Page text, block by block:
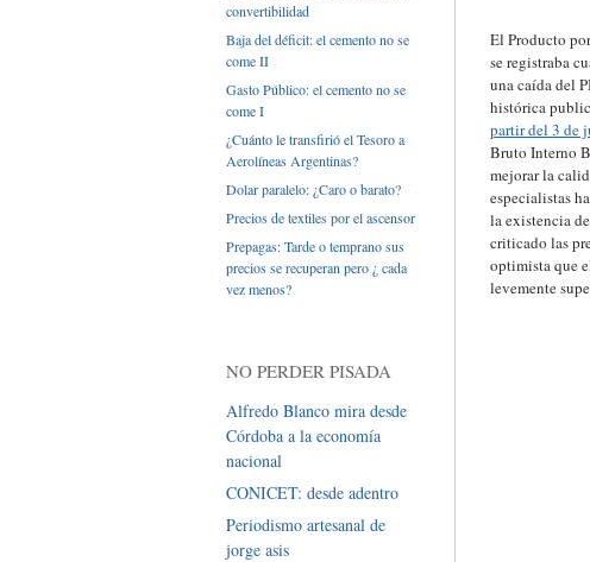
El Producto
se registraba
una caída del
histórica
partir del 3 de
Bruto Interno
mejorar la
especialistas
la existencia
criticado las
optimista que
levemente
convertibilidad
Baja del déficit: el cemento no se
come II
Gasto Público: el cemento no se
come I
¿Cuánto le transfirió el Tesoro a
Aerolíneas Argentinas?
Dolar paralelo: ¿Caro o barato?
Precios de textiles por el ascensor
Prepagas: Tarde o temprano sus
precios se recuperan pero ¿ cada
vez menos?
NO PERDER PISADA
Alfredo Blanco mira desde
Córdoba a la economía
nacional
CONICET: desde adentro
Periodismo artesanal de
jorge asis